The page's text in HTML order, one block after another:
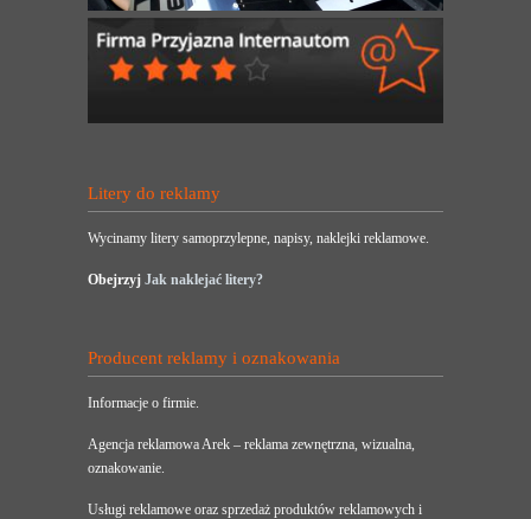
Litery do reklamy
Wycinamy litery samoprzylepne, napisy, naklejki reklamowe.
Obejrzyj Jak naklejać litery?
Producent reklamy i oznakowania
Informacje o firmie.
Agencja reklamowa Arek – reklama zewnętrzna, wizualna,
oznakowanie.
Usługi reklamowe oraz sprzedaż produktów reklamowych i